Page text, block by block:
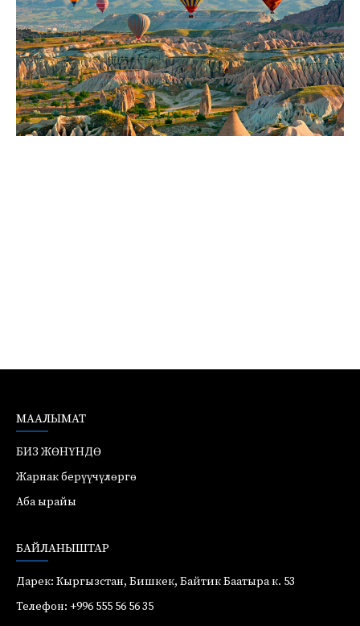
МААЛЫМАТ
БИЗ ЖӨНҮНДӨ
Жарнак берүүчүлөргө
Аба ырайы
БАЙЛАНЫШТАР
Дарек: Кыргызстан, Бишкек, Байтик Баатыра к. 53
Телефон: +996 555 56 56 35